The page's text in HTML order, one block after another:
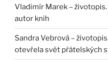
Vladimír Marek –
autor knih
Sandra Vebrová –
otevřela svět přátelských